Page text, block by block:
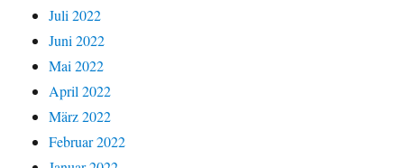
Juli 2022
Juni 2022
Mai 2022
April 2022
März 2022
Februar 2022